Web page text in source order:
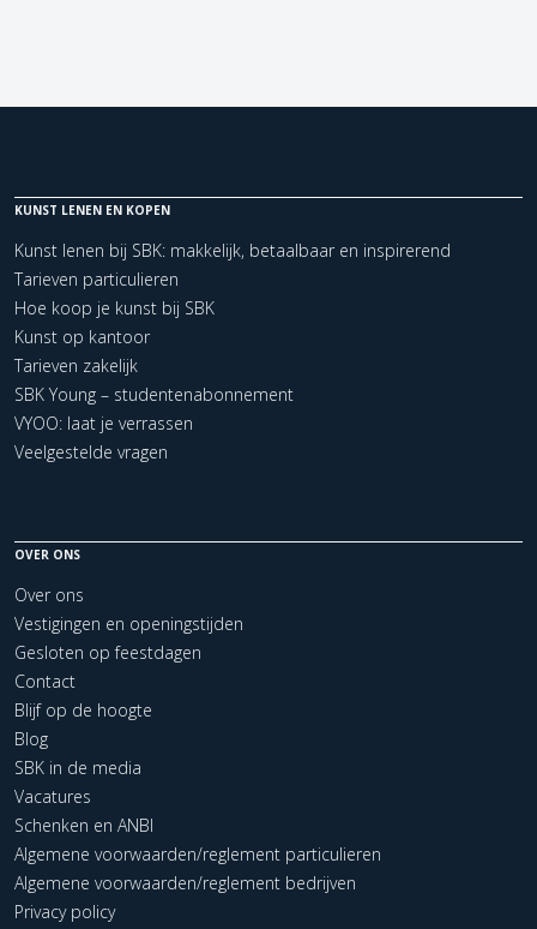
KUNST LENEN EN KOPEN
Kunst lenen bij SBK: makkelijk, betaalbaar en inspirerend
Tarieven particulieren
Hoe koop je kunst bij SBK
Kunst op kantoor
Tarieven zakelijk
SBK Young – studentenabonnement
VYOO: laat je verrassen
Veelgestelde vragen
OVER ONS
Over ons
Vestigingen en openingstijden
Gesloten op feestdagen
Contact
Blijf op de hoogte
Blog
SBK in de media
Vacatures
Schenken en ANBI
Algemene voorwaarden/reglement particulieren
Algemene voorwaarden/reglement bedrijven
Privacy policy